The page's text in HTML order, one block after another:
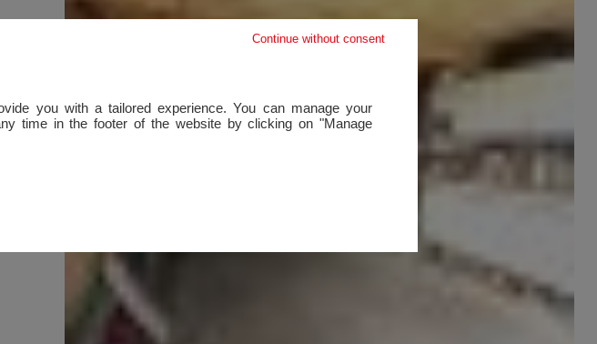
Continue without consent
you with a tailored experience. You can manage your
time in the footer of the website by clicking on "Manage